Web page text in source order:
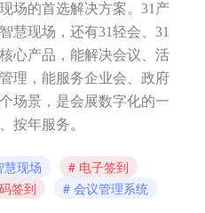
场的首选解决方案。31产
慧现场，还有31轻会、31
心产品，能解决会议、活
理，能服务企业会、政府
场景，是会展数字化的一
按年服务。
慧现场
电子签到
签到 会议管理系统